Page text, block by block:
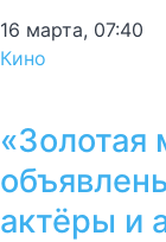
16 марта, 07:40
Кино
«Золотая
актёры и